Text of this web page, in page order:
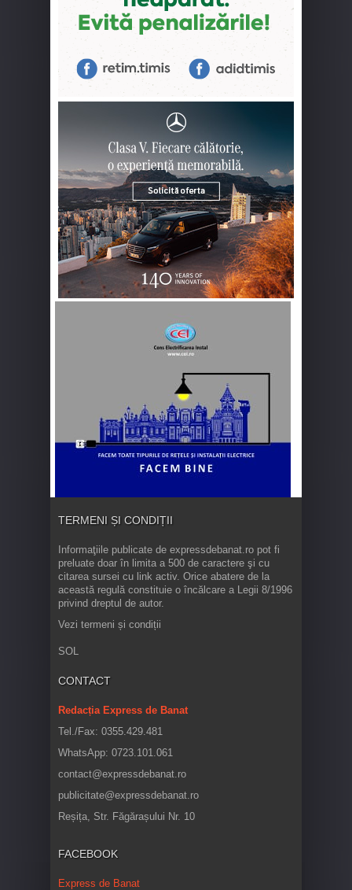
TERMENI ȘI CONDIȚII
Informaţiile publicate de expressdebanat.ro pot fi
preluate doar în limita a 500 de caractere şi cu
citarea sursei cu link activ. Orice abatere de la
această regulă constituie o încălcare a Legii 8/1996
privind dreptul de autor.
Vezi termeni și condiții
SOL
CONTACT
Redacția Express de Banat
Tel./Fax: 0355.429.481
WhatsApp: 0723.101.061
contact@expressdebanat.ro
publicitate@expressdebanat.ro
Reșița, Str. Făgărașului Nr. 10
FACEBOOK
Express de Banat